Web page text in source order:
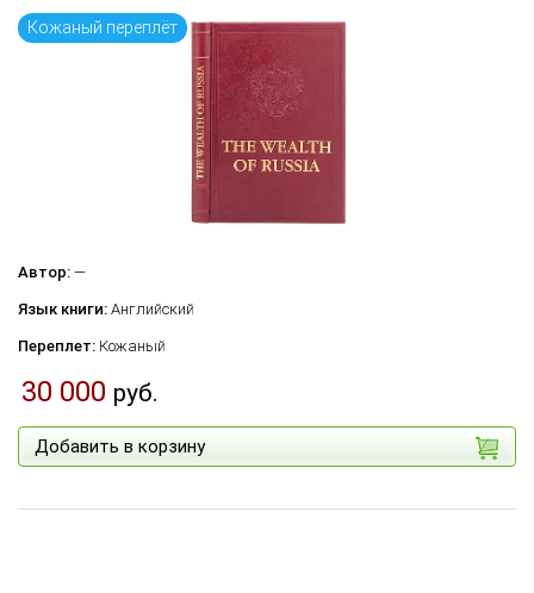
Кожаный переплёт
Автор: —
Язык книги: Английский
Переплет: Кожаный
30 000 руб.
Добавить в корзину